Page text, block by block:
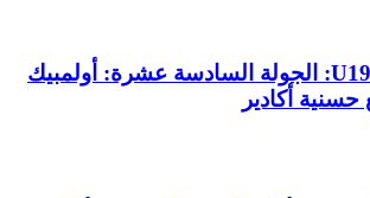
البطولة الوطنية U19: الجولة السادسة عشرة: أولمبيك
أكادير